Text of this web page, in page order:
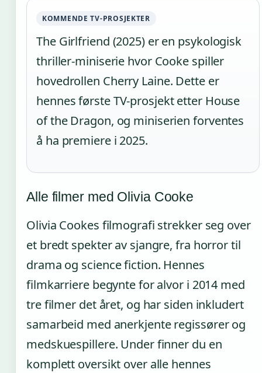
KOMMENDE TV-PROSJEKTER
The Girlfriend (2025) er en psykologisk
thriller-miniserie hvor Cooke spiller
hovedrollen Cherry Laine. Dette er
hennes første TV-prosjekt etter House
of the Dragon, og miniserien forventes
å ha premiere i 2025.
Alle filmer med Olivia Cooke
Olivia Cookes filmografi strekker seg over
et bredt spekter av sjangre, fra horror til
drama og science fiction. Hennes
filmkarriere begynte for alvor i 2014 med
tre filmer det året, og har siden inkludert
samarbeid med anerkjente regissører og
medskuespillere. Under finner du en
komplett oversikt over alle hennes